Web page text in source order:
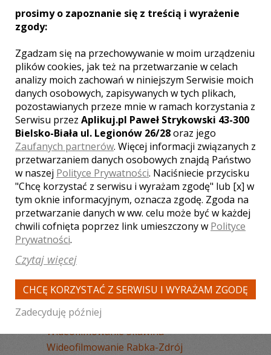
WOJEWÓDZTWO MAŁOPOLSKIE –
ZOBACZ LISTĘ KAMERZYSTÓW Z
INNYCH MIAST:
Wideofilmowanie Kraków
Wideofilmowanie Zakopane
Wideofilmowanie Tarnów
Wideofilmowanie Nowy Sącz
Wideofilmowanie Wadowice
Wideofilmowanie Wieliczka
Wideofilmowanie Bochnia
Wideofilmowanie Brzesko
Wideofilmowanie Nowy Targ
Wideofilmowanie Olkusz
Wideofilmowanie Myślenice
Wideofilmowanie Oświęcim
Wideofilmowanie Chrzanów
Wideofilmowanie Andrychów
Wideofilmowanie Limanowa
Wideofilmowanie Skawina
Wideofilmowanie Rabka-Zdrój
prosimy o zapoznanie się z treścią i wyrażenie
zgody:
Zgadzam się na przechowywanie w moim urządzeniu
plików cookies, jak też na przetwarzanie w celach
analizy moich zachowań w niniejszym Serwisie moich
danych osobowych, zapisywanych w tych plikach,
pozostawianych przeze mnie w ramach korzystania z
Serwisu przez Aplikuj.pl Paweł Strykowski 43-300
Bielsko-Biała ul. Legionów 26/28oraz jego
Zaufanych partnerów. Więcej informacji związanych z
przetwarzaniem danych osobowych znajdą Państwo
w naszej Polityce Prywatności. Naciśniecie przycisku
"Chcę korzystać z serwisu i wyrażam zgodę" lub [x] w
tym oknie informacyjnym, oznacza zgodę. Zgoda na
przetwarzanie danych w ww. celu może być w każdej
chwili cofnięta poprzez link umieszczony w Polityce
Prywatności.
Czytaj więcej
CHCĘ KORZYSTAĆ Z SERWISU I WYRAŻAM ZGODĘ
Zadecyduję później